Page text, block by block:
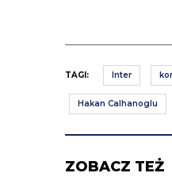
TAGI: Inter
Hakan Calhanoglu
ZOBACZ TEŻ